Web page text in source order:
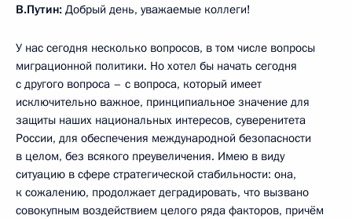
В.Путин: Добрый день, уважаемые коллеги!
У нас сегодня несколько вопросов, в том числе вопросы
миграционной политики. Но хотел бы начать сегодня
с другого вопроса – с вопроса, который имеет
исключительно важное, принципиальное значение для
защиты наших национальных интересов, суверенитета
России, для обеспечения международной безопасности
в целом, без всякого преувеличения. Имею в виду
ситуацию в сфере стратегической стабильности: она,
к сожалению, продолжает деградировать, что вызвано
совокупным воздействием целого ряда факторов, причём